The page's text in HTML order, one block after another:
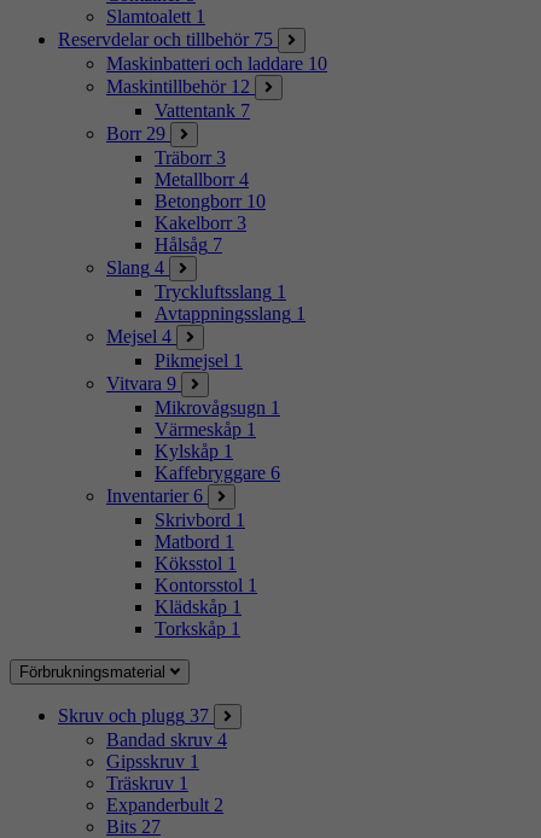
Slamtoalett 1
Reservdelar och tillbehör 75
Maskinbatteri och laddare 10
Maskintillbehör 12
Vattentank 7
Borr 29
Träborr 3
Metallborr 4
Betongborr 10
Kakelborr 3
Hålsåg 7
Slang 4
Tryckluftsslang 1
Avtappningsslang 1
Mejsel 4
Pikmejsel 1
Vitvara 9
Mikrovågsugn 1
Värmeskåp 1
Kylskåp 1
Kaffebryggare 6
Inventarier 6
Skrivbord 1
Matbord 1
Köksstol 1
Kontorsstol 1
Klädskåp 1
Torkskåp 1
Förbrukningsmaterial
Skruv och plugg 37
Bandad skruv 4
Gipsskruv 1
Träskruv 1
Expanderbult 2
Bits 27